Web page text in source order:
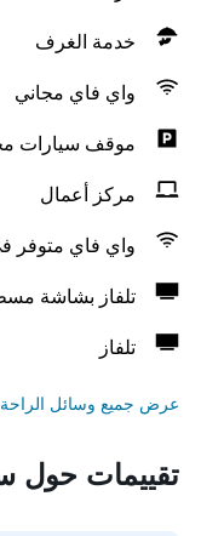
خدمة الغرف
واي فاي مجاني
موقف سيارات
مركز أعمال
واي فاي متوفر
تلفاز بشاشة
تلفاز
عرض جميع وسائل الراحة
تقييمات حول